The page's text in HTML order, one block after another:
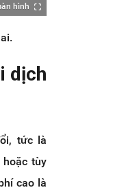
hình
dịch
tức là
tùy
cao là